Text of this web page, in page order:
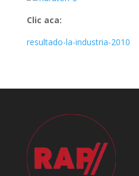
Clic aca:
resultado-la-industria-2010